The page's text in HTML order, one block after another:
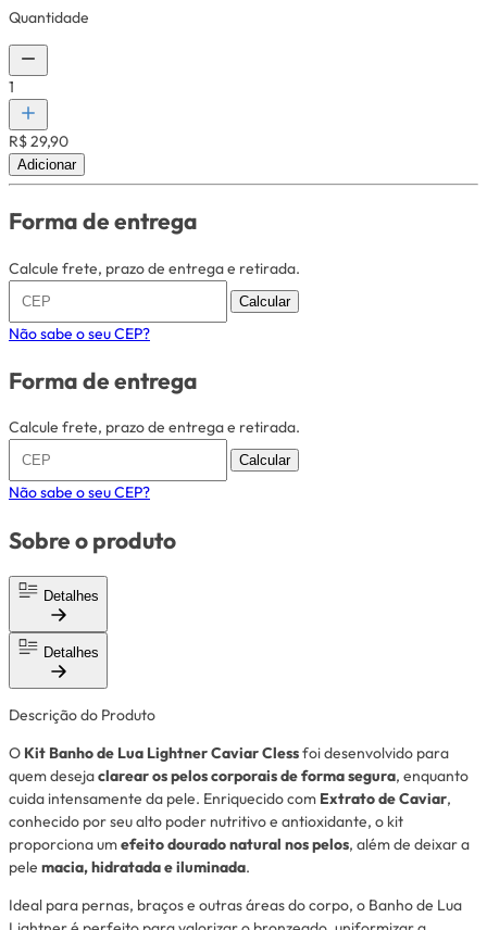
Quantidade
1
R$ 29,90
Adicionar
Forma de entrega
Calcule frete, prazo de entrega e retirada.
Calcular
Não sabe o seu CEP?
Forma de entrega
Calcule frete, prazo de entrega e retirada.
Calcular
Não sabe o seu CEP?
Sobre o produto
Detalhes
Detalhes
Descrição do Produto
O Kit Banho de Lua Lightner Caviar Clessfoi desenvolvido para
quem desejaclarear os pelos corporais de forma segura, enquanto
cuida intensamente da pele. Enriquecido com Extrato de Caviar,
conhecido por seu alto poder nutritivo e antioxidante, o kit
proporciona umefeito dourado natural nos pelos, além de deixar a
pele macia, hidratada e iluminada.
Ideal para pernas, braços e outras áreas do corpo, o Banho de Lua